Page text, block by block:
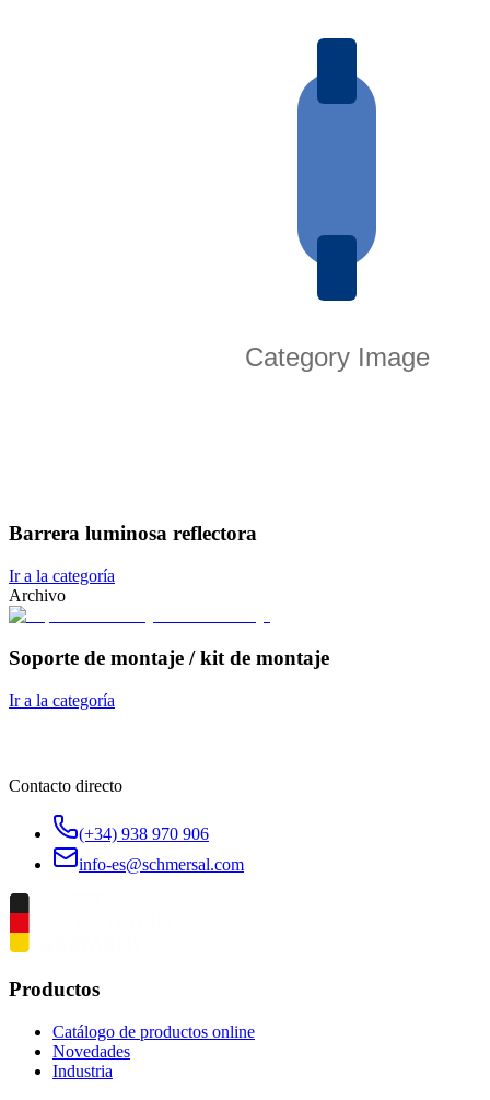
Barrera luminosa reflectora
Ir a la categoría
Archivo
Soporte de montaje / kit de montaje
Ir a la categoría
Contacto directo
(+34) 938 970 906
info-es@schmersal.com
Productos
Catálogo de productos online
Novedades
Industria